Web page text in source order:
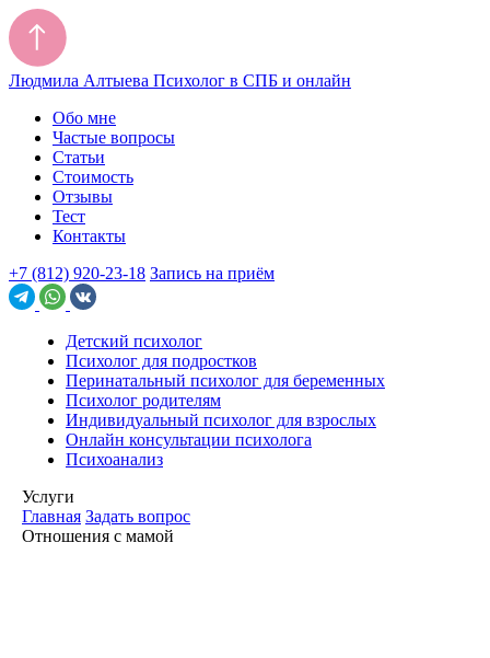
Людмила Алтыева Психолог в СПБ и онлайн
Обо мне
Частые вопросы
Статьи
Стоимость
Отзывы
Тест
Контакты
+7 (812) 920-23-18 Запись на приём
Детский психолог
Психолог для подростков
Перинатальный психолог для беременных
Психолог родителям
Индивидуальный психолог для взрослых
Онлайн консультации психолога
Психоанализ
Услуги
Главная Задать вопрос
Отношения с мамой